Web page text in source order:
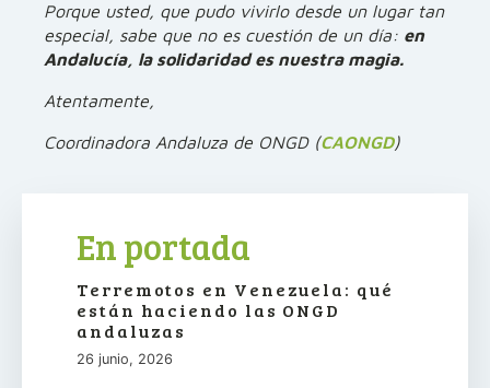
Porque usted, que pudo vivirlo desde un lugar tan
especial, sabe que no es cuestión de un día: en
Andalucía, la solidaridad es nuestra magia.
Atentamente,
Coordinadora Andaluza de ONGD (CAONGD)
En portada
Terremotos en Venezuela: qué
están haciendo las ONGD
andaluzas
26 junio, 2026